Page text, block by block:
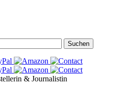
Suchen